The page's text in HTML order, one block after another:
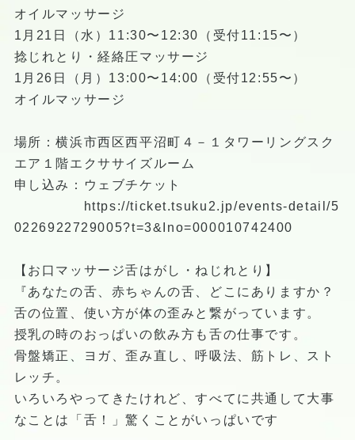
オイルマッサージ
1月21日（水）11:30〜12:30（受付11:15〜）
捻じれとり・経絡圧マッサージ
1月26日（月）13:00〜14:00（受付12:55〜）
オイルマッサージ
場所：横浜市西区西平沼町４－１タワーリングスク
エア１階エクササイズルーム
申し込み：ウェブチケット
https://ticket.tsuku2.jp/events-detail/5
0226922729005?t=3&Ino=000010742400
【お口マッサージ舌はがし・ねじれとり】
『あなたの舌、赤ちゃんの舌、どこにありますか？
舌の位置、使い方が体の歪みと繋がっています。
授乳の時のおっぱいの飲み方も舌の仕事です。
骨盤矯正、ヨガ、歪み直し、呼吸法、筋トレ、スト
レッチ。
いろいろやってきたけれど、すべてに共通して大事
なことは「舌！」驚くことがいっぱいです